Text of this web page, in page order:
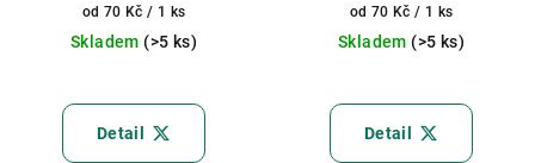
Měrná
cena:
od 70 Kč / 1 ks
Skladem (>5 ks)
Detail
Měrná
cena:
od 70 Kč / 1 ks
Skladem (>5 ks)
hodnocení
produktu
Detail